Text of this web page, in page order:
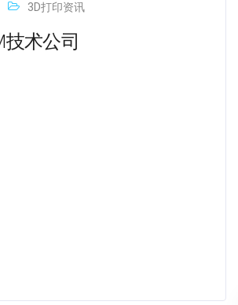
3D打印资讯
技术公司